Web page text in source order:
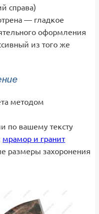
справа)
— гладкое
оформления
из того же
методом
по вашему тексту
мрамор и гранит
размеры захоронения